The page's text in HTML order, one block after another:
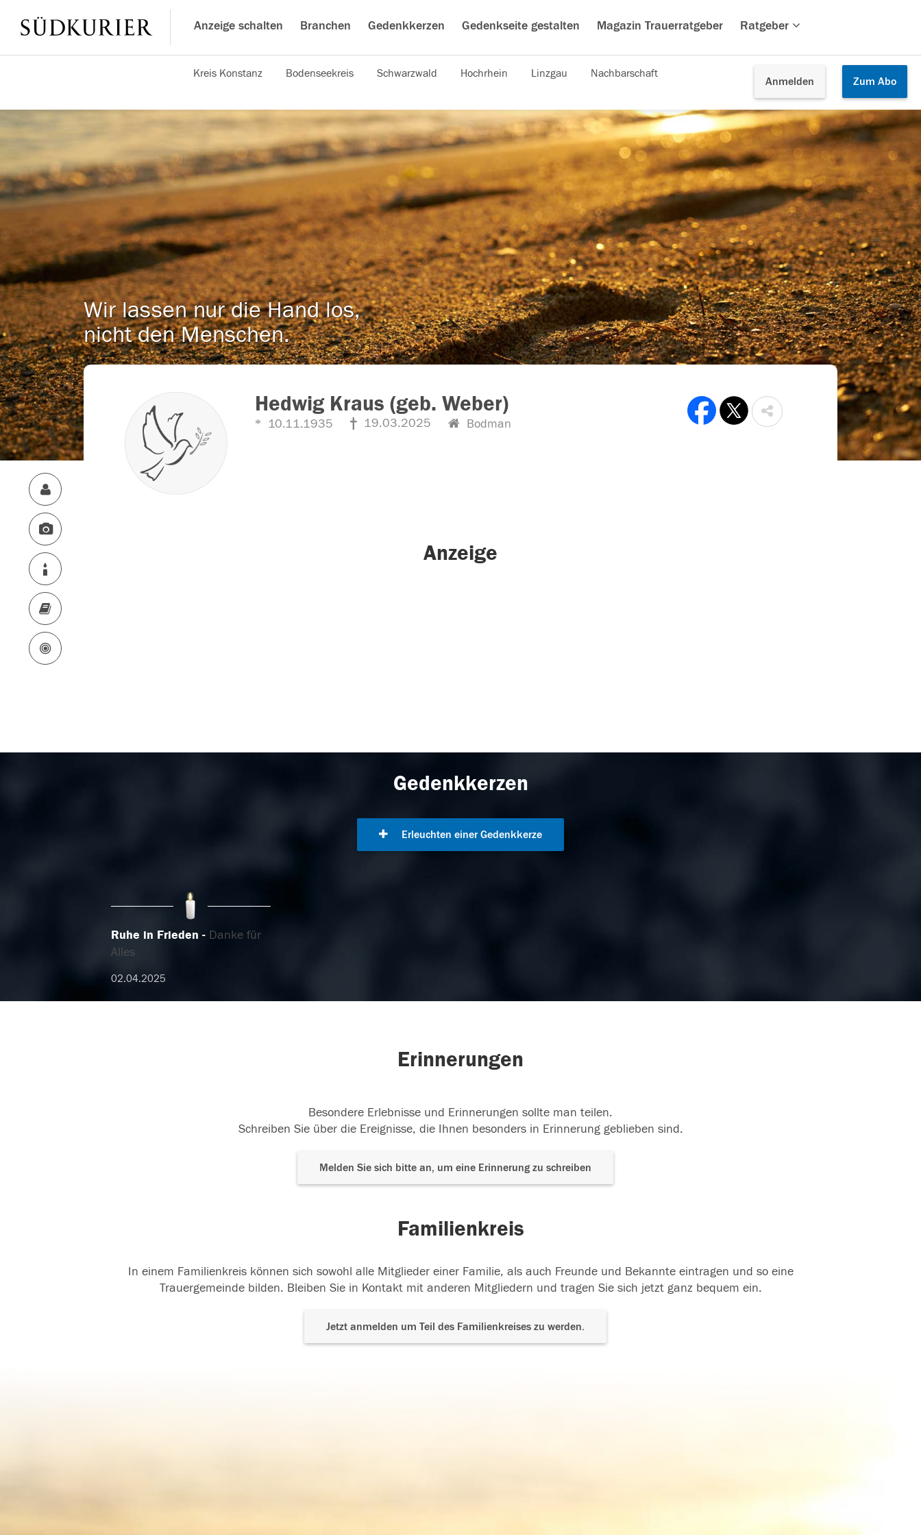
Anzeige schalten Branchen Gedenkkerzen Gedenkseite gestalten Magazin Trauerratgeber Ratgeber
Anmelden Zum Abo
Kreis Konstanz Bodenseekreis Schwarzwald Hochrhein Linzgau Nachbarschaft
Wir lassen nur die Hand los,
nicht den Menschen.
Hedwig Kraus (geb. Weber)
10.11.1935 19.03.2025 Bodman
Anzeige
Gedenkkerzen
Erleuchten einer Gedenkkerze
Ruhe in Frieden
Danke für
Alles
02.04.2025
Erinnerungen
Besondere Erlebnisse und Erinnerungen sollte man teilen.
Schreiben Sie über die Ereignisse, die Ihnen besonders in Erinnerung geblieben sind.
Melden Sie sich bitte an, um eine Erinnerung zu schreiben
Familienkreis
In einem Familienkreis können sich sowohl alle Mitglieder einer Familie, als auch Freunde und Bekannte eintragen und so eine
Trauergemeinde bilden. Bleiben Sie in Kontakt mit anderen Mitgliedern und tragen Sie sich jetzt ganz bequem ein.
Jetzt anmelden um Teil des Familienkreises zu werden.